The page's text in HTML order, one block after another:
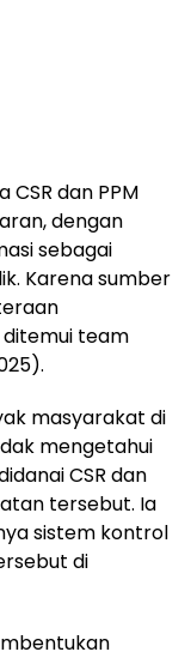
dan PPM
dengan
sebagai
Karena sumber
team
masyarakat di
mengetahui
CSR dan
tersebut. Ia
sistem kontrol
di